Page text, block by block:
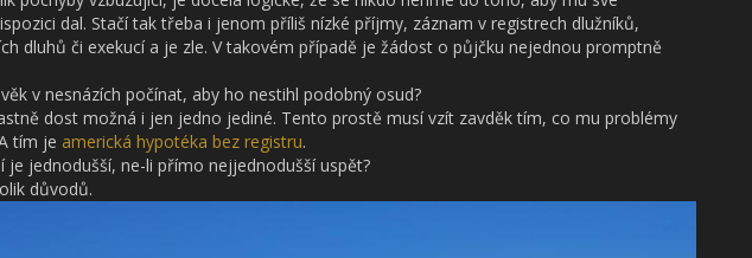
dal. Stačí tak třeba i jenom příliš nízké příjmy, záznam v registrech dlužníků,
dluhů či exekucí a je zle. V takovém případě je žádost o půjčku nejednou promptně
v nesnázích počínat, aby ho nestihl podobný osud?
dost možná i jen jedno jediné. Tento prostě musí vzít zavděk tím, co mu problémy
tím je americká hypotéka bez registru.
je jednodušší, ne-li přímo nejjednodušší uspět?
důvodů.